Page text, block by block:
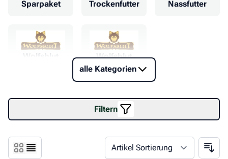
Sparpaket
Trockenfutter
Nassfutter
Wolfsblut
Wolfsblut
Squashies
alle Kategorien
Filtern